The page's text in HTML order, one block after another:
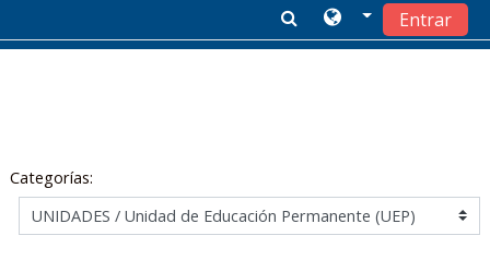
Entrar
Categorías: